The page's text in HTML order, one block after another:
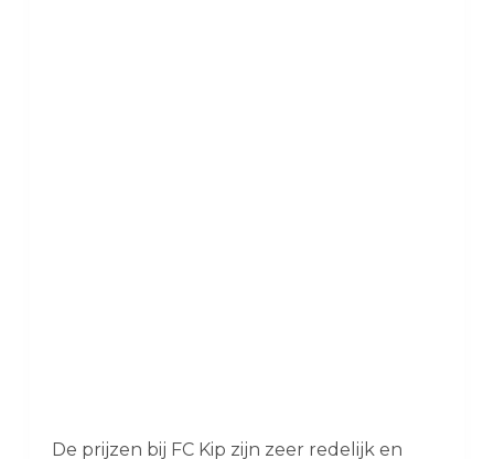
De prijzen bij FC Kip zijn zeer redelijk en